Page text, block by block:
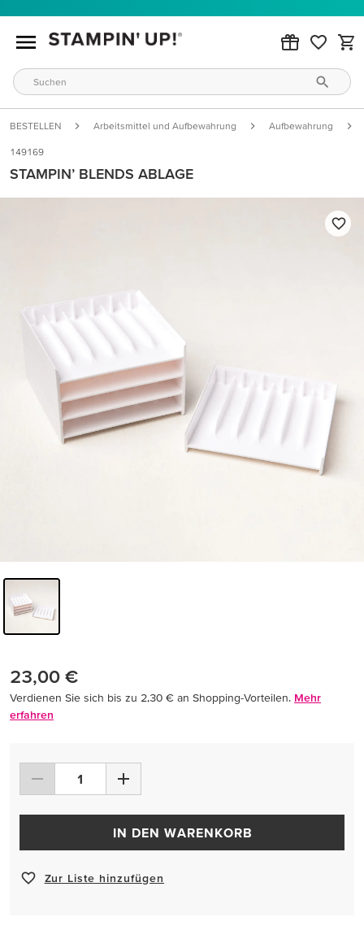
BESTELLEN Arbeitsmittel und Aufbewahrung Aufbewahrung
149169
STAMPIN’ BLENDS ABLAGE
23,00 €
Verdienen Sie sich bis zu 2,30 € an Shopping-Vorteilen. Mehr
erfahren
IN DEN WARENKORB
Zur Liste hinzufügen